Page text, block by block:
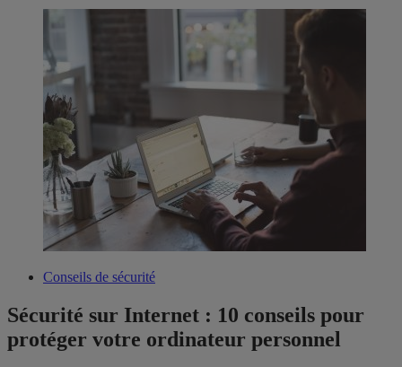
Conseils de sécurité
Sécurité sur Internet : 10 conseils pour
protéger votre ordinateur personnel